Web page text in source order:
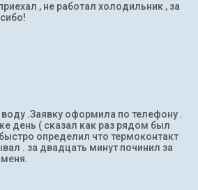
, не работал холодильник , за
.Заявку оформила по телефону .
день ( сказал как раз рядом был
определил что термоконтакт
. за двадцать минут починил за